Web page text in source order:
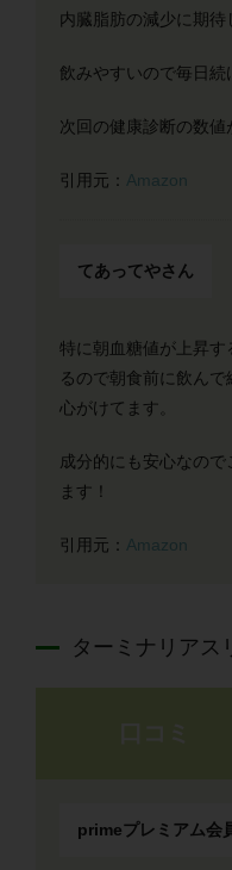
内臓脂肪の減少に期待
飲みやすいので毎日続
次回の健康診断の数値
引用元： Amazon
てあってやさん
特に朝血糖値が上昇
るので朝食前に飲ん
心がけてます。
成分的にも安心なの
ます！
引用元： Amazon
ターミナリアス
primeプレミアム会